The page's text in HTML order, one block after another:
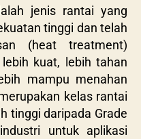
jenis rantai yang
tinggi dan telah
(heat treatment)
kuat, lebih tahan
mampu menahan
kelas rantai
tinggi daripada Grade
untuk aplikasi